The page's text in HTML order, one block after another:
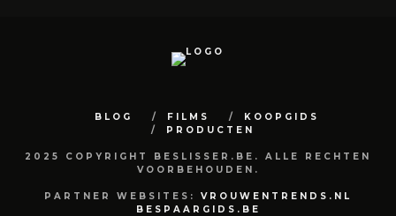
BLOG FILMS
KOOPGIDS
PRODUCTEN
2025 COPYRIGHT BESLISSER.BE. ALLE RECHTEN
VOORBEHOUDEN.
PARTNER WEBSITES: VROUWENTRENDS.NL
BESPAARGIDS.BE